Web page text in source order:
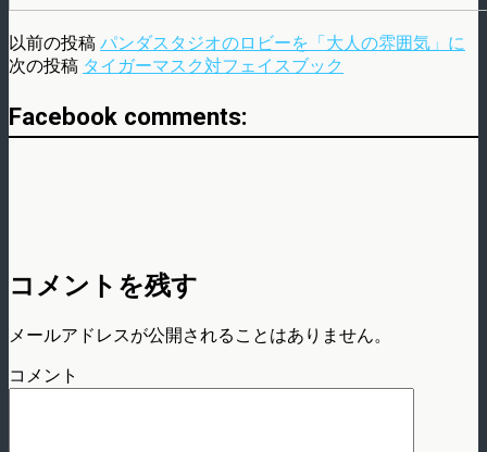
以前の投稿 パンダスタジオのロビーを「大人の雰囲気」に
次の投稿 タイガーマスク対フェイスブック
Facebook comments:
コメントを残す
メールアドレスが公開されることはありません。
コメント